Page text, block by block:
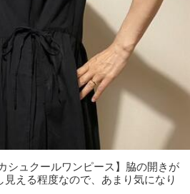
シュクールワンピース】脇の開きが
える程度なので、あまり気になり